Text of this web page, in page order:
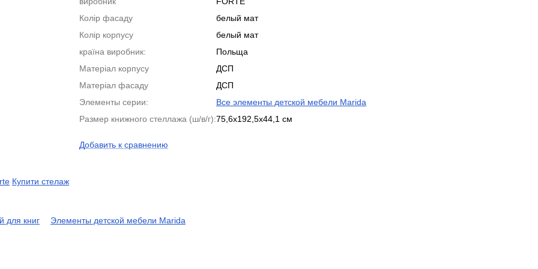
Колір фасаду
белый мат
Колір корпусу
белый мат
країна виробник:
Польща
Матеріал корпусу
ДСП
Матеріал фасаду
ДСП
Элементы серии:
Все элементы детской мебели Marida
Размер книжного стеллажа (ш/в/г):75,6х192,5х44,1 см
Добавить к сравнению
Купити стелаж
для книг Элементы детской мебели Marida